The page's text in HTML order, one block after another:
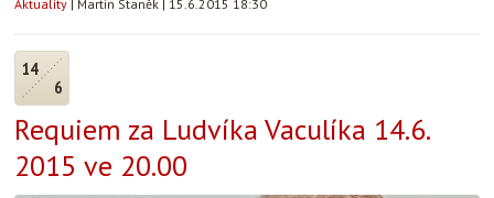
Aktuality | Martin Staněk | 15.6.2015 18:30
14
6
Requiem za Ludvíka Vaculíka 14.6.
2015 ve 20.00